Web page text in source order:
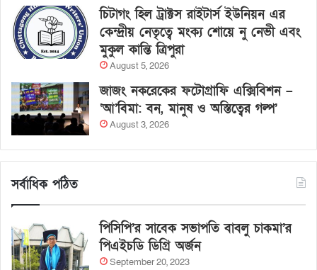
চিটাগং হিল ট্রাক্টস রাইটার্স ইউনিয়ন এর
কেন্দ্রীয় নেতৃত্বে মংক্য শোয়ে নু নেভী এবং
মুকুল কান্তি ত্রিপুরা
August 5, 2026
জাজং নকরেকের ফটোগ্রাফি এক্সিবিশন –
‘আ’বিমা: বন, মানুষ ও অস্তিত্বের গল্প’
August 3, 2026
সর্বাধিক পঠিত
পিসিপি’র সাবেক সভাপতি বাবলু চাকমা’র
পিএইচডি ডিগ্রি অর্জন
September 20, 2023